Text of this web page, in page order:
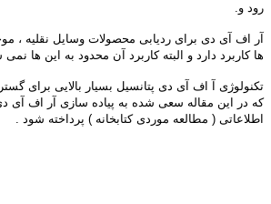
رود و.
آر اف آی دی برای ردیابی محصولات وسایل نقلیه ،
ها کاربرد دارد و البته کاربرد آن محدود به این ها
تکنولوژی آ اف آی دی پتانسیل بسیار بالایی برای
که در این مقاله سعی شده به پیاده سازی آر اف آی
اطلاعاتی ( مطالعه موردی کتابخانه ) پرداخته شود .